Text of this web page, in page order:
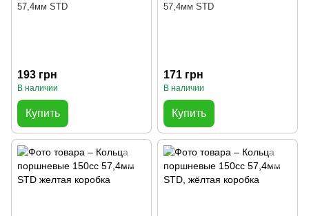
57,4мм STD
193 грн
В наличии
Купить
57,4мм STD
171 грн
В наличии
Купить